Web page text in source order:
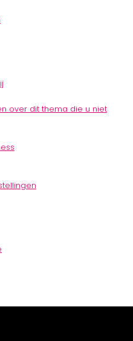
over dit thema die u niet